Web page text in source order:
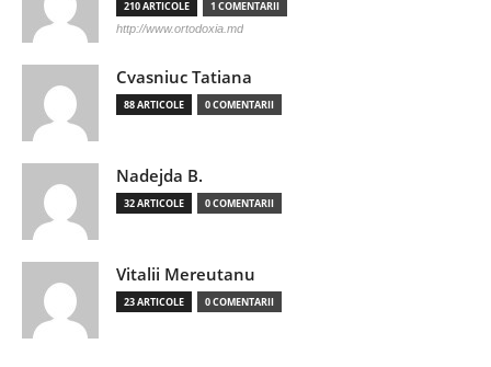
210 ARTICOLE 1 COMENTARII
http://www.ortodoxia.md
Cvasniuc Tatiana
88 ARTICOLE 0 COMENTARII
Nadejda B.
32 ARTICOLE 0 COMENTARII
Vitalii Mereutanu
23 ARTICOLE 0 COMENTARII